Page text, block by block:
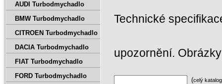
Technické
upozornění.
(celý katalog
AUDI Turbodmychadlo
BMW Turbodmychadlo
CITROEN Turbodmychadlo
DACIA Turbodmychadlo
FIAT Turbodmychadlo
FORD Turbodmychadlo